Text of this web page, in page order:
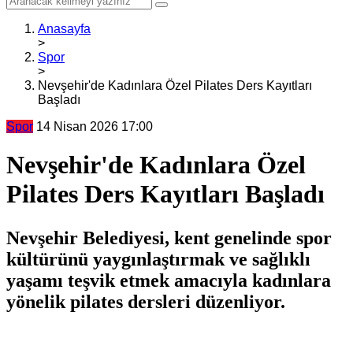
Anasayfa
>
Spor
>
Nevşehir'de Kadınlara Özel Pilates Ders Kayıtları
Başladı
Spor 14 Nisan 2026 17:00
Nevşehir'de Kadınlara Özel
Pilates Ders Kayıtları Başladı
Nevşehir Belediyesi, kent genelinde spor
kültürünü yaygınlaştırmak ve sağlıklı
yaşamı teşvik etmek amacıyla kadınlara
yönelik pilates dersleri düzenliyor.